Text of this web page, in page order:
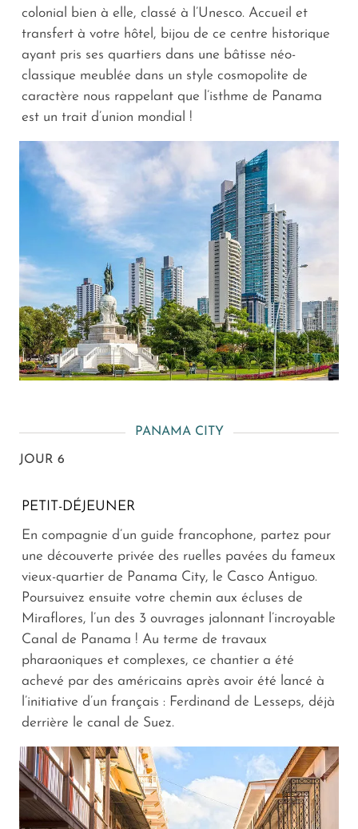
colonial bien à elle, classé à l’Unesco. Accueil et
transfert à votre hôtel, bijou de ce centre historique
ayant pris ses quartiers dans une bâtisse néo-
classique meublée dans un style cosmopolite de
caractère nous rappelant que l’isthme de Panama
est un trait d’union mondial !
PANAMA CITY
JOUR 6
PETIT-DÉJEUNER
En compagnie d’un guide francophone, partez pour
une découverte privée des ruelles pavées du fameux
vieux-quartier de Panama City, le Casco Antiguo.
Poursuivez ensuite votre chemin aux écluses de
Miraflores, l’un des 3 ouvrages jalonnant l’incroyable
Canal de Panama ! Au terme de travaux
pharaoniques et complexes, ce chantier a été
achevé par des américains après avoir été lancé à
l’initiative d’un français : Ferdinand de Lesseps, déjà
derrière le canal de Suez.